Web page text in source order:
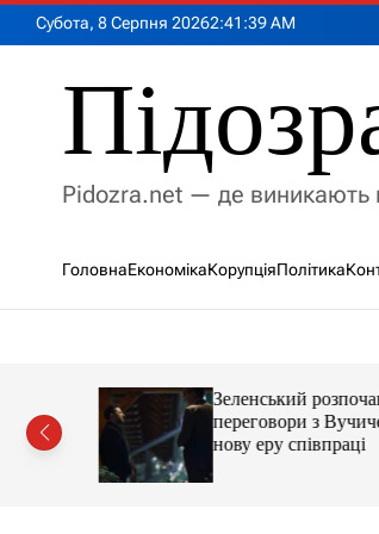
Субота, 8 Серпня 20262:41 :40AM
Pidozra.net — де виникають
ГоловнаЕкономікаКорупціяПолітика
на
Зеленський
переговори з
нову еру співпраці